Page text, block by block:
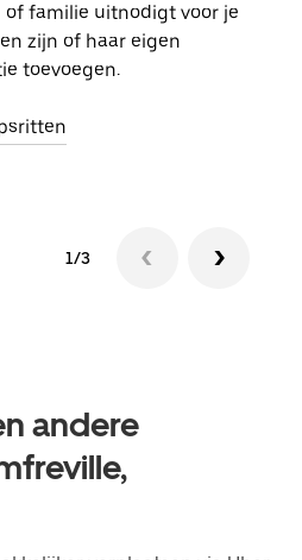
of familie uitnodigt voor je
zijn of haar eigen
toevoegen.
1/3
andere